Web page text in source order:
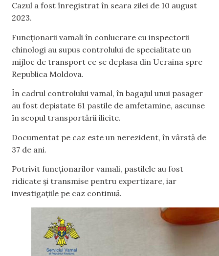
Cazul a fost înregistrat în seara zilei de 10 august
2023.
Funcționarii vamali în conlucrare cu inspectorii
chinologi au supus controlului de specialitate un
mijloc de transport ce se deplasa din Ucraina spre
Republica Moldova.
În cadrul controlului vamal, în bagajul unui pasager
au fost depistate 61 pastile de amfetamine, ascunse
în scopul transportării ilicite.
Documentat pe caz este un nerezident, în vârstă de
37 de ani.
Potrivit funcționarilor vamali, pastilele au fost
ridicate și transmise pentru expertizare, iar
investigațiile pe caz continuă.